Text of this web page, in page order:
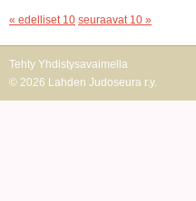
« edelliset 10 seuraavat 10 »
Tehty Yhdistysavaimella
© 2026 Lahden Judoseura r.y.